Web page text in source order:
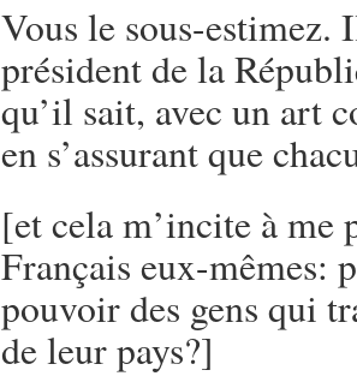
Vous le sous-estimez.
président de la
qu’il sait, avec un art
en s’assurant que
[et cela m’incite à me
Français eux-mêmes:
pouvoir des gens qui
de leur pays?]